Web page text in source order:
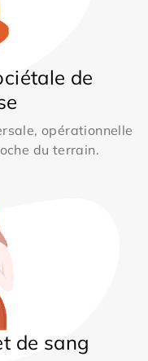
de
opérationnelle
du terrain.
de sang